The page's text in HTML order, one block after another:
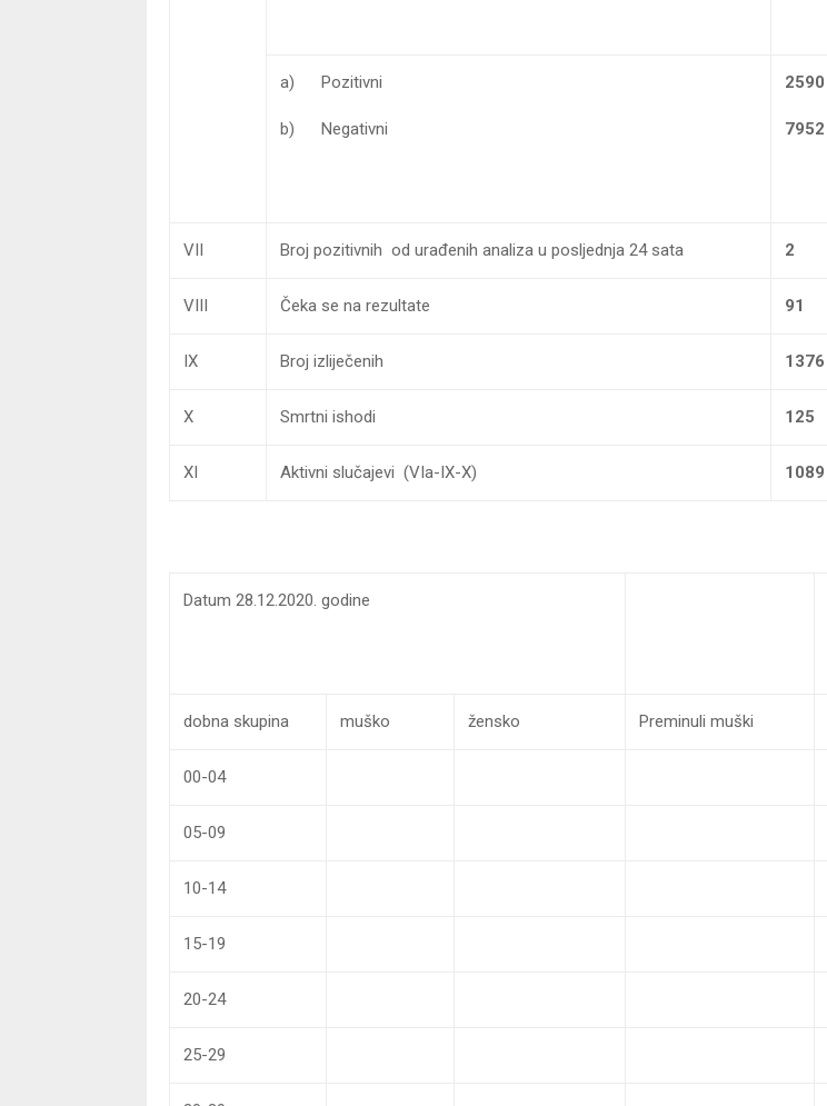
a) Pozitivni
b) Negativni
2590
7952
VII Broj pozitivnih od urađenih analiza u posljednja 24 sata 2
VIII Čeka se na rezultate 91
IX Broj izliječenih 1376
X Smrtni ishodi 125
XI Aktivni slučajevi (VIa-IX-X) 1089
Datum 28.12.2020. godine
dobna skupina muško žensko Preminuli muški
00-04
05-09
10-14
15-19
20-24
25-29